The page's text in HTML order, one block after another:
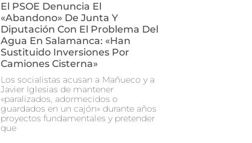
El PSOE Denuncia El
«abandono» De Junta Y
Diputación Con El Problema Del
Agua En Salamanca: «Han
Sustituido Inversiones Por
Camiones Cisterna»
Los socialistas acusan a Mañueco y a
Javier Iglesias de mantener
«paralizados, adormecidos o
guardados en un cajón» durante años
proyectos fundamentales y pretender
que